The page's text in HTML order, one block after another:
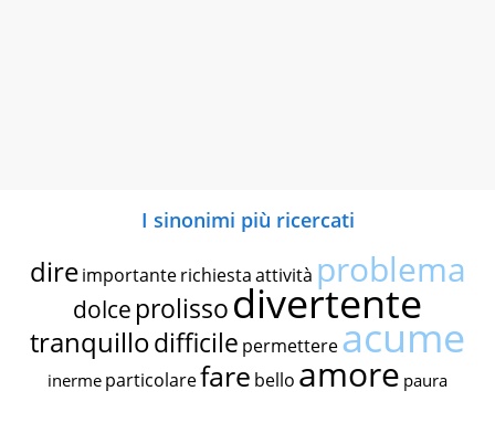
I sinonimi più ricercati
dire importante richiestaattività problema
dolce prolissodivertente
tranquillodifficile permettereacume
inerme particolarefare bello amore paura